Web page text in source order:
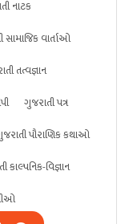
નાટક
સામાજિક વાર્તાઓ
તત્વજ્ઞાન
ગુજરાતી પત્ર
પૌરાણિક કથાઓ
કાલ્પનિક-વિજ્ઞાન